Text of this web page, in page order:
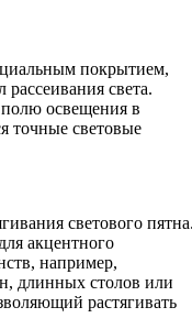
покрытием,
света.
освещения в
точные световые
светового
акцентного
например,
длинных столов или
растягивать